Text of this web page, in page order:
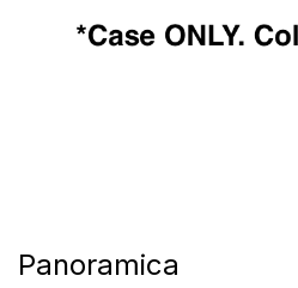
Panoramica